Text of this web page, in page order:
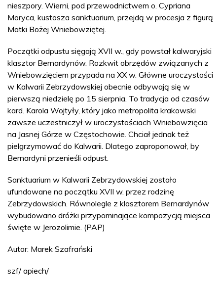
nieszpory. Wierni, pod przewodnictwem o. Cypriana
Moryca, kustosza sanktuarium, przejdą w procesja z figurą
Matki Bożej Wniebowziętej.
Początki odpustu sięgają XVII w., gdy powstał kalwaryjski
klasztor Bernardynów. Rozkwit obrzędów związanych z
Wniebowzięciem przypada na XX w. Główne uroczystości
w Kalwarii Zebrzydowskiej obecnie odbywają się w
pierwszą niedzielę po 15 sierpnia. To tradycja od czasów
kard. Karola Wojtyły, który jako metropolita krakowski
zawsze uczestniczył w uroczystościach Wniebowzięcia
na Jasnej Górze w Częstochowie. Chciał jednak też
pielgrzymować do Kalwarii. Dlatego zaproponował, by
Bernardyni przenieśli odpust.
Sanktuarium w Kalwarii Zebrzydowskiej zostało
ufundowane na początku XVII w. przez rodzinę
Zebrzydowskich. Równolegle z klasztorem Bernardynów
wybudowano dróżki przypominające kompozycją miejsca
święte w Jerozolimie. (PAP)
Autor: Marek Szafrański
szf/ apiech/